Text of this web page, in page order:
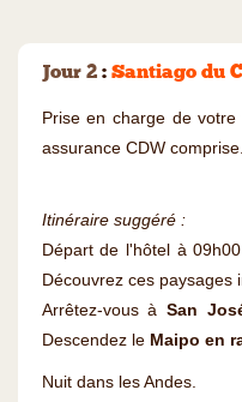
Jour 2: Santiago du
Prise en charge de
assurance CDW comprise.
Itinéraire suggéré :
Départ de l'hôtel à
Découvrez ces paysages
Arrêtez-vous à San
Descendez leMaipo en
Nuit dans les Andes.